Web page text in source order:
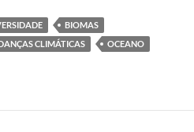
BIOMAS
CLIMÁTICAS
OCEANO